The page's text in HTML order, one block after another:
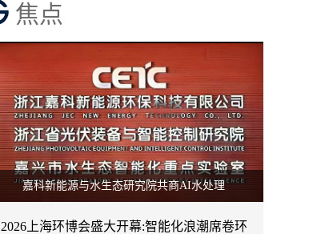
焦点
嘉科新能源与水生态研究院共商AI水处理
2026上海环博会盛大开幕:智能化浪潮席卷环